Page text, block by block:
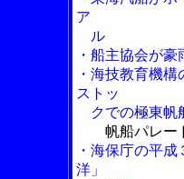
ア
ル
・船主協会が
・海技教育機
ストッ
クでの極東帆
帆船パレー
・海保庁の平
洋」